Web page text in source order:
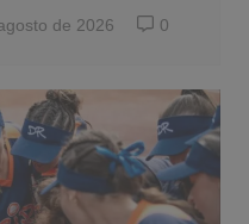
de 2026 0